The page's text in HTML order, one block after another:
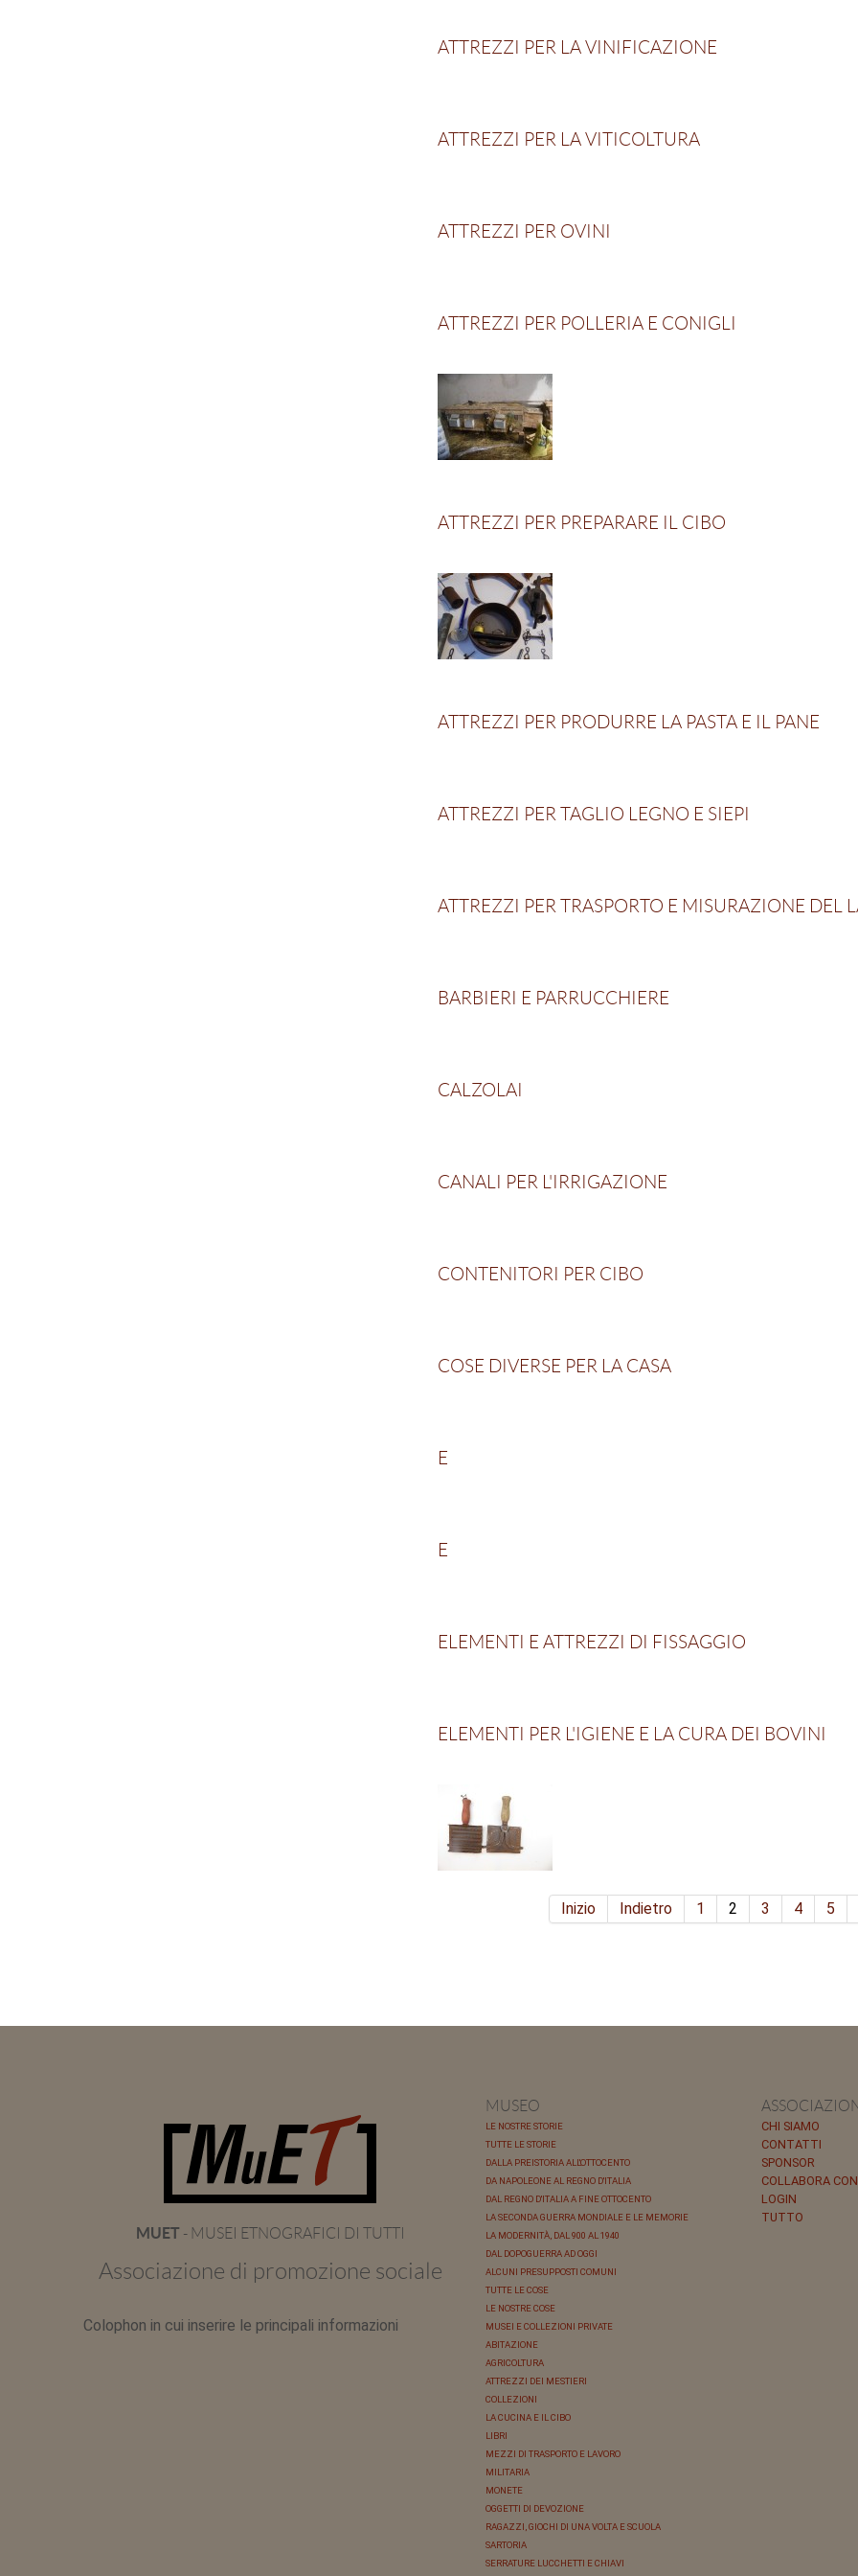
ATTREZZI PER LA VINIFICAZIONE
ATTREZZI PER LA VITICOLTURA
ATTREZZI PER OVINI
ATTREZZI PER POLLERIA E CONIGLI
ATTREZZI PER PREPARARE IL CIBO
ATTREZZI PER PRODURRE LA PASTA E IL PANE
ATTREZZI PER TAGLIO LEGNO E SIEPI
ATTREZZI PER TRASPORTO E MISURAZIONE DEL
BARBIERI E PARRUCCHIERE
CALZOLAI
CANALI PER L'IRRIGAZIONE
CONTENITORI PER CIBO
COSE DIVERSE PER LA CASA
E
E
ELEMENTI E ATTREZZI DI FISSAGGIO
ELEMENTI PER L'IGIENE E LA CURA DEI BOVINI
Inizio Indietro 1 2 3 4 5
MUET - MUSEI ETNOGRAFICI DI TUTTI
Associazione di promozione sociale
Colophon in cui inserire le principali informazioni
MUSEO
LE NOSTRE STORIE
TUTTE LE STORIE
DALLA PREISTORIA ALL'OTTOCENTO
DA NAPOLEONE AL REGNO D'ITALIA
DAL REGNO D'ITALIA A FINE OTTOCENTO
LA SECONDA GUERRA MONDIALE E LE MEMORIE
LA MODERNITÀ, DAL 900 AL 1940
DAL DOPOGUERRA AD OGGI
ALCUNI PRESUPPOSTI COMUNI
TUTTE LE COSE
LE NOSTRE COSE
MUSEI E COLLEZIONI PRIVATE
ABITAZIONE
AGRICOLTURA
ATTREZZI DEI MESTIERI
COLLEZIONI
LA CUCINA E IL CIBO
LIBRI
MEZZI DI TRASPORTO E LAVORO
MILITARIA
MONETE
OGGETTI DI DEVOZIONE
RAGAZZI, GIOCHI DI UNA VOLTA E SCUOLA
SARTORIA
SERRATURE LUCCHETTI E CHIAVI
CHI SIAMO
CONTATTI
SPONSOR
COLLABORA
LOGIN
TUTTO